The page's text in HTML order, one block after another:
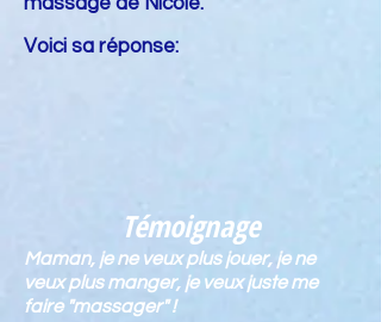
Voici sa réponse:
Témoignage
Maman, je ne veux plus jouer, je ne
veux plus manger, je veux juste me
faire "massager" !